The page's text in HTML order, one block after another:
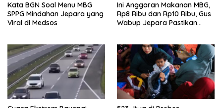
Kata BGN Soal Menu MBG
SPPG Mindahan Jepara yang
Viral di Medsos
Ini Anggaran Makanan MBG,
Rp8 Ribu dan Rp10 Ribu, Gus
Wabup Jepara Pastikan